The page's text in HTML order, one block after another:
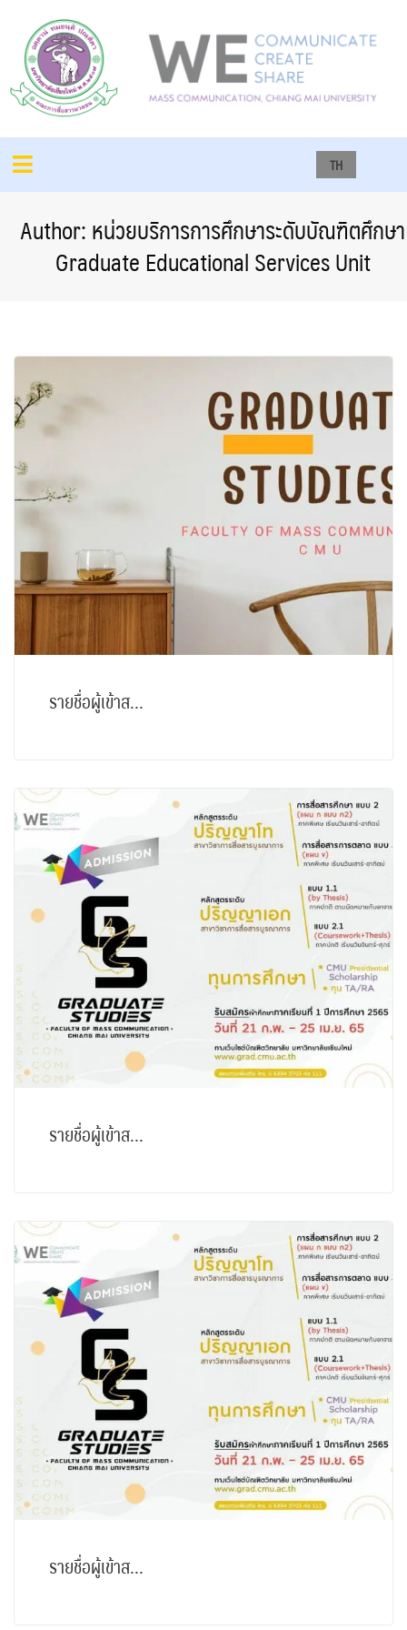
TH
Author:หน่วยบริการการศึกษาระดับบัณฑิตศึกษา
Graduate Educational Services Unit
รายชื่อผู้เข้าส...
รายชื่อผู้เข้าส...
รายชื่อผู้เข้าส...